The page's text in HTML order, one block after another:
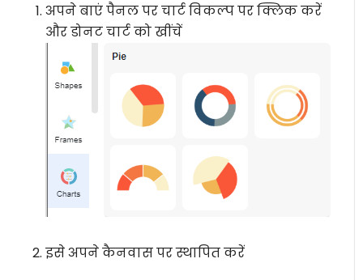
अपने बाएं पैनल पर चार्ट विकल्प पर क्लिक करें
और डोनट चार्ट को खींचें
इसे अपने कैनवास पर स्थापित करें